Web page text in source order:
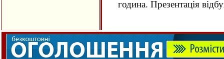
година. Презентація